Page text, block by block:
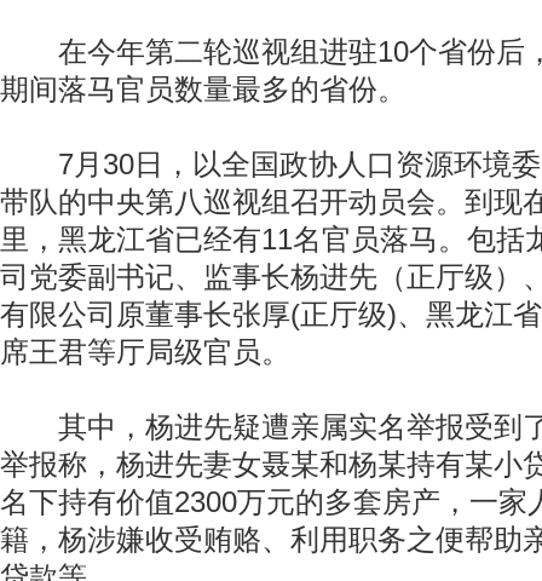
在今年第二轮巡视组进驻10个省份后
期间落马官员数量最多的省份。
7月30日，以全国政协人口资源环境委
带队的中央第八巡视组召开动员会。到现
里，黑龙江省已经有11名官员落马。包括
司党委副书记、监事长杨进先（正厅级）
有限公司原董事长张厚(正厅级)、黑龙江
席王君等厅局级官员。
其中，杨进先疑遭亲属实名举报受到
举报称，杨进先妻女聂某和杨某持有某小
名下持有价值2300万元的多套房产，一家
籍，杨涉嫌收受贿赂、利用职务之便帮助